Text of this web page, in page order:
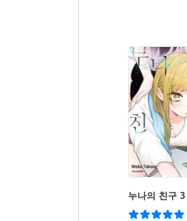
누나의 친구 3